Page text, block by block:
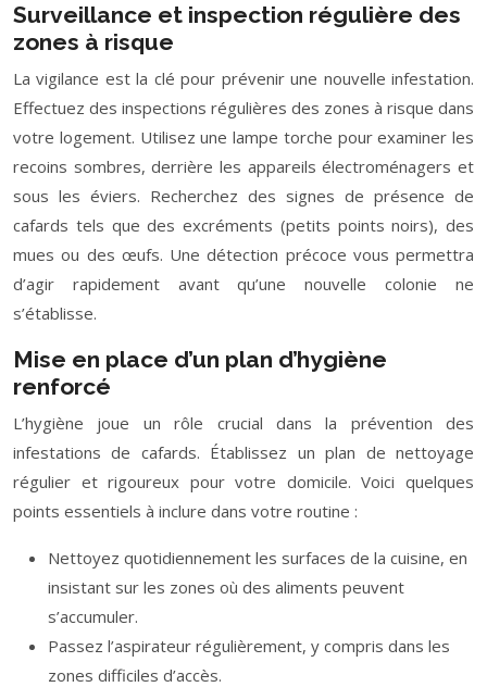
Surveillance et inspection régulière des
zones à risque
La vigilance est la clé pour prévenir une nouvelle infestation.
Effectuez des inspections régulières des zones à risque dans
votre logement. Utilisez une lampe torche pour examiner les
recoins sombres, derrière les appareils électroménagers et
sous les éviers. Recherchez des signes de présence de
cafards tels que des excréments (petits points noirs), des
mues ou des œufs. Une détection précoce vous permettra
d’agir rapidement avant qu’une nouvelle colonie ne
s’établisse.
Mise en place d’un plan d’hygiène
renforcé
L’hygiène joue un rôle crucial dans la prévention des
infestations de cafards. Établissez un plan de nettoyage
régulier et rigoureux pour votre domicile. Voici quelques
points essentiels à inclure dans votre routine :
Nettoyez quotidiennement les surfaces de la cuisine, en
insistant sur les zones où des aliments peuvent
s’accumuler.
Passez l’aspirateur régulièrement, y compris dans les
zones difficiles d’accès.